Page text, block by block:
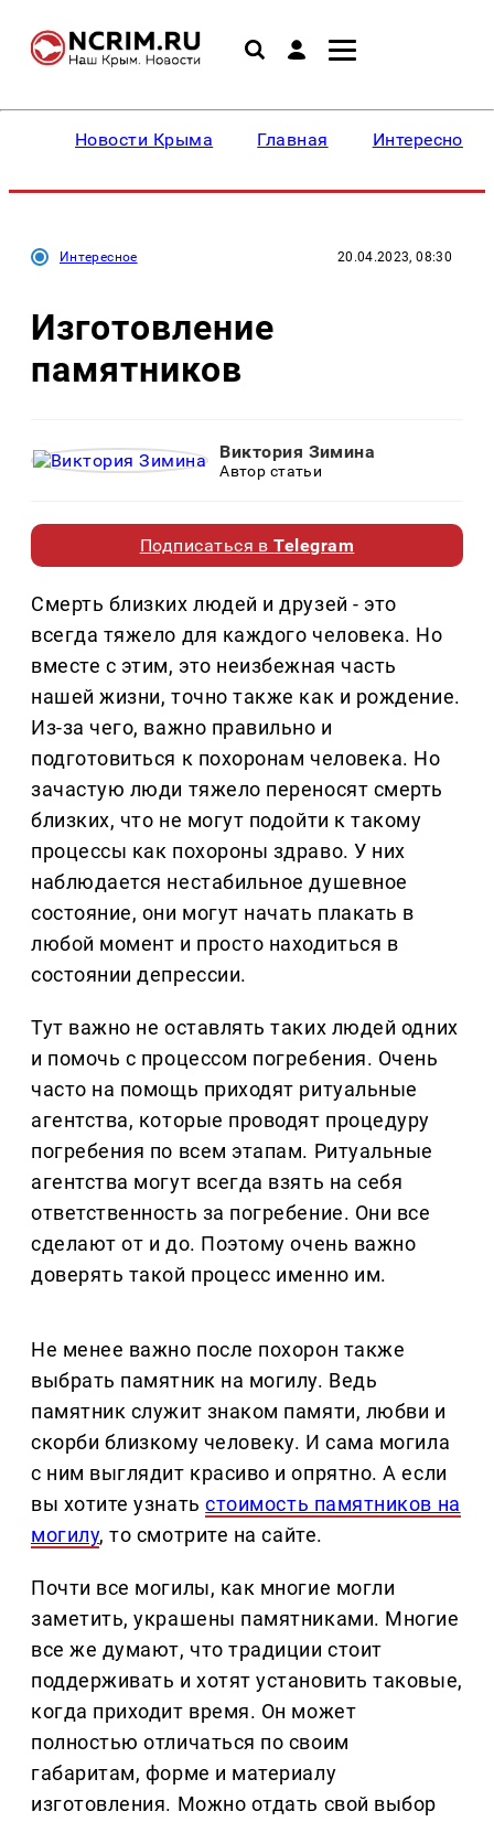
Новости Крыма Главная Интересное
Интересное 20.04.2023, 08:30
Изготовление
памятников
Виктория Зимина
Автор статьи
Подписаться вTelegram
Смерть близких людей и друзей - это
всегда тяжело для каждого человека. Но
вместе с этим, это неизбежная часть
нашей жизни, точно также как и рождение.
Из-за чего, важно правильно и
подготовиться к похоронам человека. Но
зачастую люди тяжело переносят смерть
близких, что не могут подойти к такому
процессы как похороны здраво. У них
наблюдается нестабильное душевное
состояние, они могут начать плакать в
любой момент и просто находиться в
состоянии депрессии.
Тут важно не оставлять таких людей одних
и помочь с процессом погребения. Очень
часто на помощь приходят ритуальные
агентства, которые проводят процедуру
погребения по всем этапам. Ритуальные
агентства могут всегда взять на себя
ответственность за погребение. Они все
сделают от и до. Поэтому очень важно
доверять такой процесс именно им.
Не менее важно после похорон также
выбрать памятник на могилу. Ведь
памятник служит знаком памяти, любви и
скорби близкому человеку. И сама могила
с ним выглядит красиво и опрятно. А если
вы хотите узнатьстоимость памятников на
могилу, то смотрите на сайте.
Почти все могилы, как многие могли
заметить, украшены памятниками. Многие
все же думают, что традиции стоит
поддерживать и хотят установить таковые,
когда приходит время. Он может
полностью отличаться по своим
габаритам, форме и материалу
изготовления. Можно отдать свой выбор